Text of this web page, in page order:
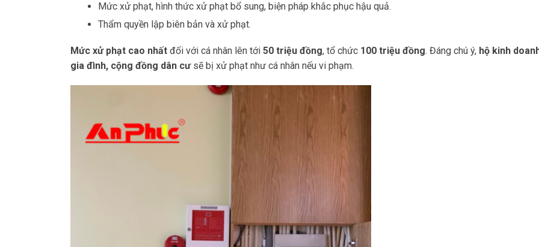
Mức xử phạt, hình thức xử phạt bổ sung, biện pháp khắc phục hậu quả.
Thẩm quyền lập biên bản và xử phạt.
Mức xử phạt cao nhất đối với cá nhân lên tới 50 triệu đồng, tổ chức 100 triệu đồng. Đáng chú ý, hộ kinh
gia đình, cộng đồng dân cưsẽ bị xử phạt như cá nhân nếu vi phạm.